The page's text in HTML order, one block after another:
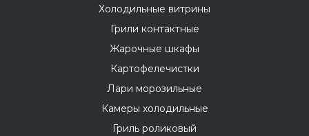
Холодильные витрины
Грили контактные
Жарочные шкафы
Картофелечистки
Лари морозильные
Камеры холодильные
Гриль роликовый